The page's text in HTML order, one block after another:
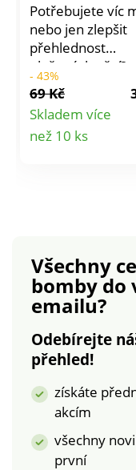
Potřebujete víc
nebo jen zlepšit
přehlednost
uložených věcí?
Organizér můžete
umístit nejen do
kuchyňské
ale i do koupelny,
bílá Rozměry: 270 x
95 x 380 mm
- 43%
69 Kč
Skladem více
než 10 ks
Všechny
bombydo
emailu?
Odebírejte
přehled!
získáte
akcím
všechny
první